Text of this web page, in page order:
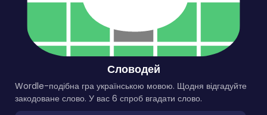
Словодей
Wordle-подібна гра українською мовою. Щодня відгадуйте
закодоване слово. У вас 6 спроб вгадати слово.